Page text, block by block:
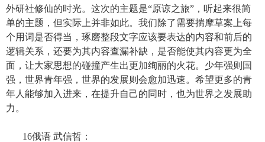
外研社修仙的时光。这次的主题是“原谅之旅”，听起来很简
单的主题，但实际上并非如此。我们除了需要揣摩草案上每
个用词是否得当，琢磨整段文字应该要表达的内容和前后的
逻辑关系，还要为其内容查漏补缺，是否能使其内容更为全
面，让大家思想的碰撞产生出更加绚丽的火花。少年强则国
强，世界青年强，世界的发展则会愈加迅速。希望更多的青
年人能够加入进来，在提升自己的同时，也为世界之发展助
力。
16俄语 武信哲：